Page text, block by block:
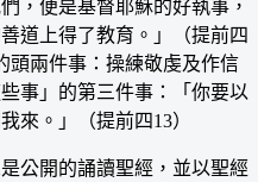
，便是基督耶穌的好執事，
道上得了教育。」（提前四
頭兩件事：操練敬虔及作信
事」的第三件事：「你要以
來。」（提前四13）
開的誦讀聖經，並以聖經